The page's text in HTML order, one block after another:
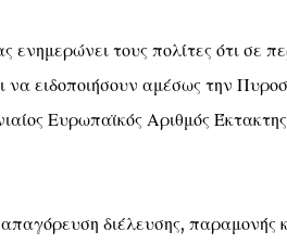
τους πολίτες ότι σε
ειδοποιήσουν αμέσως την
Ευρωπαϊκός Αριθμός
απαγόρευση διέλευσης,